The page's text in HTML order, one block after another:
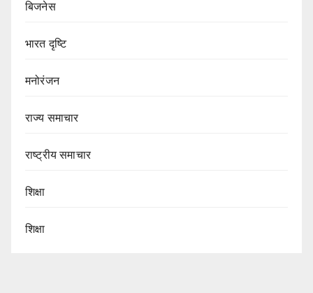
बिजनेस
भारत दृष्टि
मनोरंजन
राज्य समाचार
राष्ट्रीय समाचार
शिक्षा
शिक्षा